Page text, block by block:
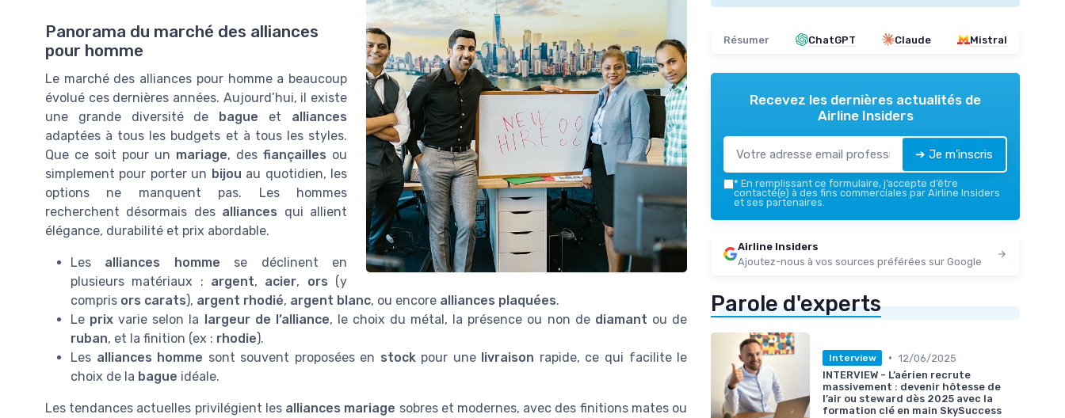
Panorama du marché des alliances
pour homme
Le marché des alliances pour homme a beaucoup
évolué ces dernières années. Aujourd’hui, il existe
une grande diversité de bague et alliances
adaptées à tous les budgets et à tous les styles.
Que ce soit pour un mariage, des fiançailles ou
simplement pour porter un bijou au quotidien, les
options ne manquent pas. Les hommes
recherchent désormais des alliances qui allient
élégance, durabilité et prix abordable.
Les alliances homme se déclinent en
plusieurs matériaux : argent, acier, ors (y
compris ors carats), argent rhodié, argent blanc, ou encore alliances plaquées.
Le prix varie selon la largeur de l’alliance, le choix du métal, la présence ou non de diamant ou de
ruban, et la finition (ex : rhodie).
Les alliances homme sont souvent proposées en stockpour une livraison rapide, ce qui facilite le
choix de la bague idéale.
Les tendances actuelles privilégient les alliances mariage sobres et modernes, avec des finitions mates ou
Résumer ChatGPT Claude Mistral
Recevez les dernières actualités de
Airline Insiders
➔ Je m'inscris
* En remplissant ce formulaire, j’accepte d’être
contacté(e) à des fins commerciales par Airline Insiders
et ses partenaires.
Airline Insiders
Ajoutez-nous à vos sources préférées sur Google
Parole d'experts
Interview • 12/06/2025
INTERVIEW - L’aérien recrute
massivement : devenir hôtesse de
l’air ou steward dès 2025 avec la
formation clé en main SkySuccess